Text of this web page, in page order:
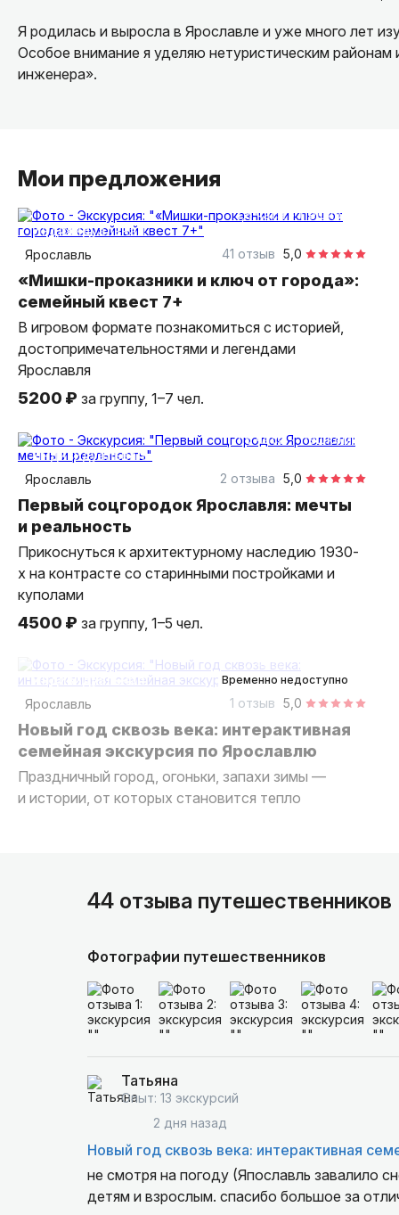
Я родилась и выросла в Ярославле и уже много лет
Особое внимание я уделяю нетуристическим
инженера».
Мои предложения
1,5 часа
пешком
индивидуальная
Ярославль
5,0
41 отзыв
«Мишки-проказники и ключ от города»:
семейный квест 7+
В игровом формате познакомиться с историей,
достопримечательностями и легендами
Ярославля
5200 ₽ за группу, 1–7 чел.
1,5 часа
пешком
индивидуальная
Ярославль
5,0
2 отзыва
Первый соцгородок Ярославля: мечты
и реальность
Прикоснуться к архитектурному наследию 1930-
х на контрасте со старинными постройками и
куполами
4500 ₽ за группу, 1–5 чел.
Временно недоступно
2 часа
индивидуальная
Ярославль
5,0
1 отзыв
Новый год сквозь века: интерактивная
семейная экскурсия по Ярославлю
Праздничный город, огоньки, запахи зимы —
и истории, от которых становится тепло
44 отзыва путешественников
Фотографии путешественников
Татьяна
Опыт: 13 экскурсий
2 дня назад
Новый год сквозь века: интерактивная
не смотря на погоду (Япославль завалило
детям и взрослым. спасибо большое за